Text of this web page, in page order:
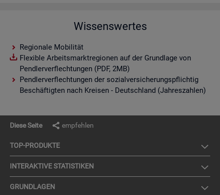
Wissenswertes
Regionale Mobilität
Flexible Arbeitsmarktregionen auf der Grundlage von
Pendlerverflechtungen (PDF, 2MB)
Pendlerverflechtungen der sozialversicherungspflichtig
Beschäftigten nach Kreisen - Deutschland (Jahreszahlen)
Diese Seite empfehlen
TOP-PRO­DUK­TE
IN­TER­AK­TI­VE STA­TIS­TI­KEN
GRUND­LA­GEN